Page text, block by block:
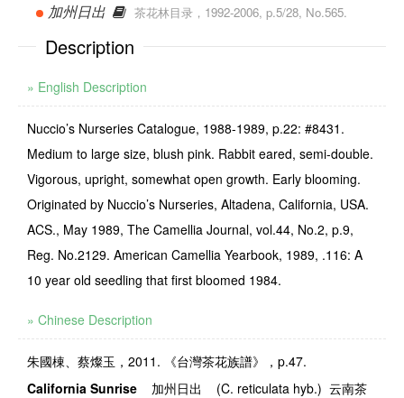
加州日出
茶花林目录，1992-2006, p.5/28, No.565.
Description
» English Description
Nuccio’s Nurseries Catalogue, 1988-1989, p.22: #8431.
Medium to large size, blush pink. Rabbit eared, semi-double.
Vigorous, upright, somewhat open growth. Early blooming.
Originated by Nuccio’s Nurseries, Altadena, California, USA.
ACS., May 1989, The Camellia Journal, vol.44, No.2, p.9,
Reg. No.2129. American Camellia Yearbook, 1989, .116: A
10 year old seedling that first bloomed 1984.
» Chinese Description
朱國棟、蔡燦玉，2011. 《台灣茶花族譜》，p.47.
California Sunrise
加州日出 (C. reticulata hyb.) 云南茶